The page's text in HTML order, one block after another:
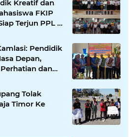
Kreatif dan
FKIP
Terjun PPL di
Kupang
Pendidik
Depan,
dan
Tolak
Timor Ke